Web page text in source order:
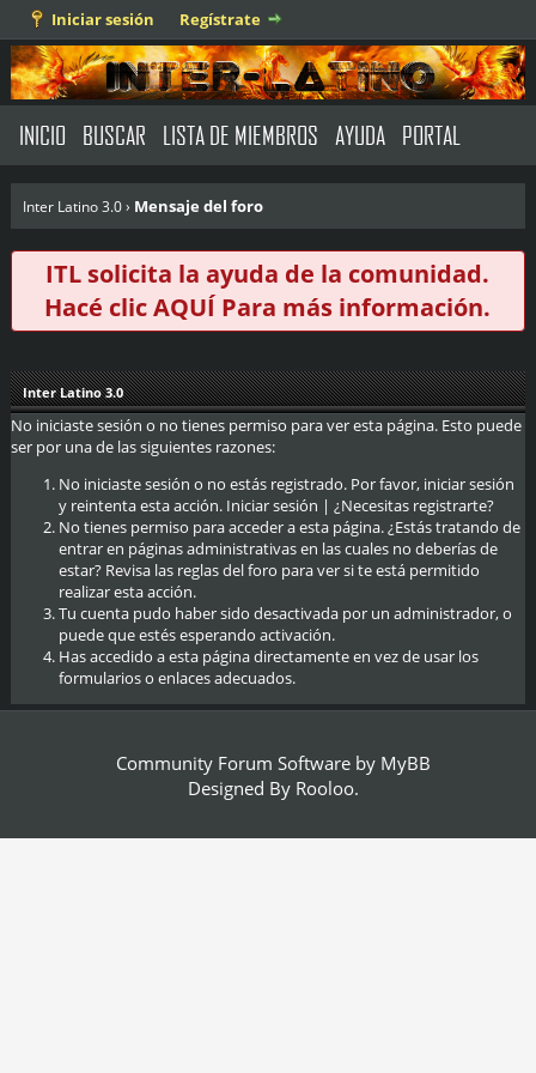
Iniciar sesión Regístrate
INICIO BUSCAR LISTA DE MIEMBROS AYUDA PORTAL
Inter Latino 3.0› Mensaje del foro
ITL solicita la ayuda de la comunidad.
Hacé clicAQUÍ Para más información.
Inter Latino 3.0
No iniciaste sesión o no tienes permiso para ver esta página. Esto puede
ser por una de las siguientes razones:
No iniciaste sesión o no estás registrado. Por favor, iniciar sesión
y reintenta esta acción. Iniciar sesión | ¿Necesitas registrarte?
No tienes permiso para acceder a esta página. ¿Estás tratando de
entrar en páginas administrativas en las cuales no deberías de
estar? Revisa las reglas del foro para ver si te está permitido
realizar esta acción.
Tu cuenta pudo haber sido desactivada por un administrador, o
puede que estés esperando activación.
Has accedido a esta página directamente en vez de usar los
formularios o enlaces adecuados.
Community Forum Software by MyBB
Designed By Rooloo.